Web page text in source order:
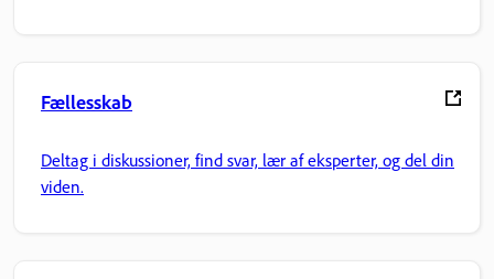
Fællesskab
Deltag i diskussioner, find svar, lær af eksperter, og del din
viden.